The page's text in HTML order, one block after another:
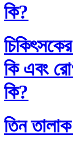
কি?
কি এবং
কি?
তিন